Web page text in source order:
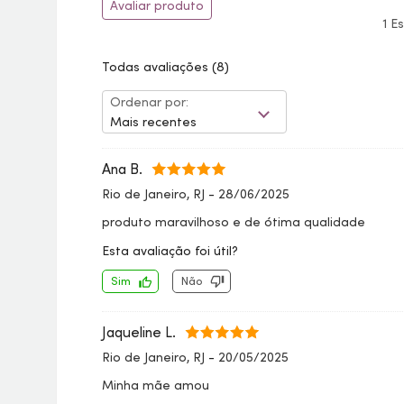
Avaliar produto
1
Todas avaliações (8)
Ordenar por:
Mais recentes
Ana B.
Rio de Janeiro, RJ - 28/06/2025
produto maravilhoso e de ótima qualidade
Esta avaliação foi útil?
Sim Não
Jaqueline L.
Rio de Janeiro, RJ - 20/05/2025
Minha mãe amou